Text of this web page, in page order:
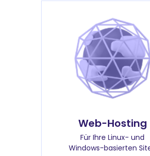
Web-Hosting
Für Ihre Linux- und
Windows-basierten